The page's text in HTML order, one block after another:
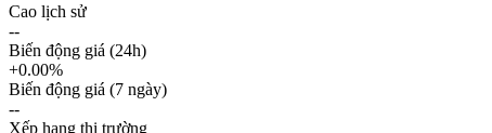
Cao lịch sử
--
Biến động giá (24h)
+0.00%
Biến động giá (7 ngày)
--
Xếp hạng thị trường